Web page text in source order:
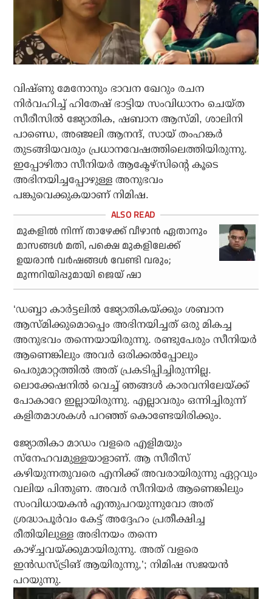
വിഷ്ണു മേനോനും ഭാവന ഖേറും രചന
നിര്‍വഹിച്ച് ഹിതേഷ് ഭാട്ടിയ സംവിധാനം ചെയ്ത
സീരീസില്‍ ജ്യോതിക, ഷബാന ആസ്മി, ശാലിനി
പാണ്ഡെ, അഞ്ജലി ആനന്ദ്, സായ് തംഹങ്കര്‍
തുടങ്ങിയവരും പ്രധാനവേഷത്തിലെത്തിയിരുന്നു.
ഇപ്പോഴിതാ സീനിയര്‍ ആക്ടേഴ്‌സിന്റെ കൂടെ
അഭിനയിച്ചപ്പോഴുള്ള അനുഭവം
പങ്കുവെക്കുകയാണ് നിമിഷ.
മുകളില്‍ നിന്ന് താഴേക്ക് വീഴാന്‍ ഏതാനും
മാസങ്ങള്‍ മതി, പക്ഷെ മുകളിലേക്ക്
ഉയരാന്‍ വര്‍ഷങ്ങള്‍ വേണ്ടി വരും;
മുന്നറിയിപ്പുമായി ജെയ് ഷാ
‘ഡബ്ബാ കാര്‍ട്ടലില്‍ ജ്യോതികയ്ക്കും ശബാന
ആസ്മിക്കുമൊപ്പെം അഭിനയിച്ചത് ഒരു മികച്ച
അനുഭവം തന്നെയായിരുന്നു. രണ്ടുപേരും സീനിയര്‍
ആണെങ്കിലും അവര്‍ ഒരിക്കല്‍പ്പോലും
പെരുമാറ്റത്തില്‍ അത് പ്രകടിപ്പിച്ചിരുന്നില്ല.
ലൊക്കേഷനില്‍ വെച്ച് ഞങ്ങള്‍ കാരവനിലേയ്ക്ക്
പോകാറേ ഇല്ലായിരുന്നു. എല്ലാവരും ഒന്നിച്ചിരുന്ന്
കളിതമാശകള്‍ പറഞ്ഞ് കൊണ്ടേയിരിക്കും.
ജ്യോതികാ മാഡം വളരെ എളിമയും
സ്‌നേഹവമുള്ളയാളാണ്. ആ സീരീസ്
കഴിയുന്നതുവരെ എനിക്ക് അവരായിരുന്നു ഏറ്റവും
വലിയ പിന്തുണ. അവര്‍ സീനിയര്‍ ആണെങ്കിലും
സംവിധായകന്‍ എന്തുപറയുന്നുവോ അത്
ശ്രദ്ധാപൂര്‍വം കേട്ട് അദ്ദേഹം പ്രതീക്ഷിച്ച
രീതിയിലുള്ള അഭിനയം തന്നെ
കാഴ്ച്ചവയ്ക്കുമായിരുന്നു. അത് വളരെ
ഇന്‍ഡസ്ട്രിങ് ആയിരുന്നു,’; നിമിഷ സജയന്‍
പറയുന്നു.